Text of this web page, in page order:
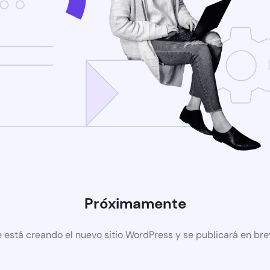
Próximamente
está creando el nuevo sitio WordPress y se publicará en